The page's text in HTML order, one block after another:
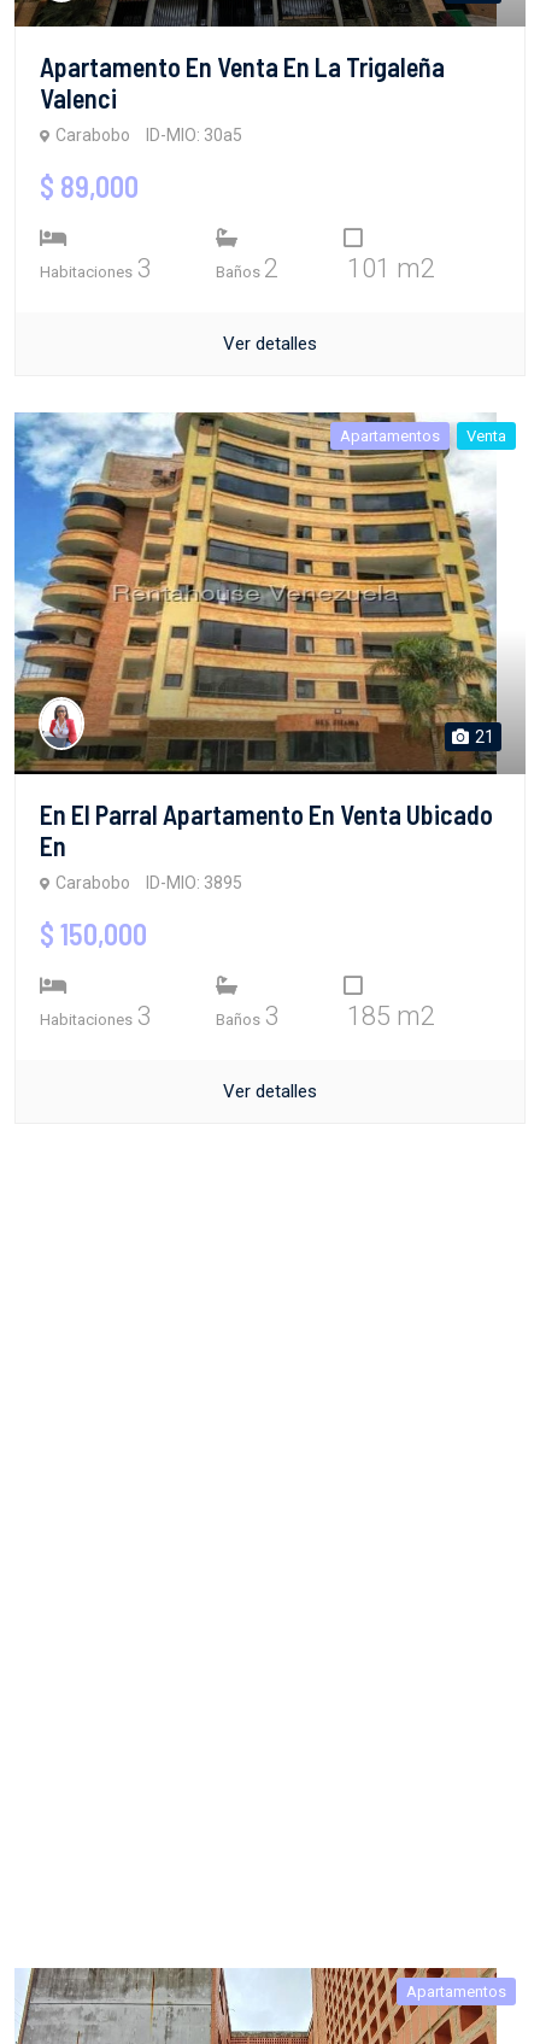
Apartamento En Venta En La Trigaleña
Valenci
Carabobo ID-MIO: 30a5
$ 89,000
Habitaciones 3 Baños 2 101 m2
Ver detalles
Apartamentos Venta
21
En El Parral Apartamento En Venta Ubicado
En
Carabobo ID-MIO: 3895
$ 150,000
Habitaciones 3 Baños 3 185 m2
Ver detalles
Apartamentos